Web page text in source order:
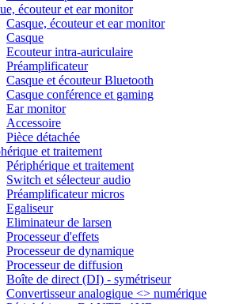
écouteur et ear monitor
Casque, écouteur et ear monitor
Casque
Ecouteur intra-auriculaire
Préamplificateur
Casque et écouteur Bluetooth
Casque conférence et gaming
Ear monitor
Accessoire
Pièce détachée
et traitement
Périphérique et traitement
Switch et sélecteur audio
Préamplificateur micros
Egaliseur
Eliminateur de larsen
Processeur d'effets
Processeur de dynamique
Processeur de diffusion
Boîte de direct (DI) - symétriseur
Convertisseur analogique <> numérique